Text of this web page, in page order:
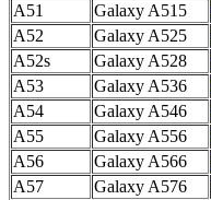
A51
Galaxy A515
A52
Galaxy A525
A52s
Galaxy A528
A53
Galaxy A536
A54
Galaxy A546
A55
Galaxy A556
A56
Galaxy A566
A57
Galaxy A576